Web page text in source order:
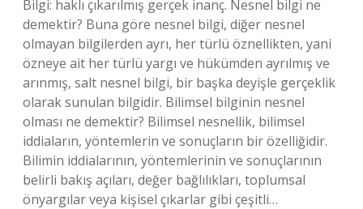
Bilgi: haklı çıkarılmış gerçek inanç. Nesnel bilgi ne
demektir? Buna göre nesnel bilgi, diğer nesnel
olmayan bilgilerden ayrı, her türlü öznellikten, yani
özneye ait her türlü yargı ve hükümden ayrılmış ve
arınmış, salt nesnel bilgi, bir başka deyişle gerçeklik
olarak sunulan bilgidir. Bilimsel bilginin nesnel
olması ne demektir? Bilimsel nesnellik, bilimsel
iddiaların, yöntemlerin ve sonuçların bir özelliğidir.
Bilimin iddialarının, yöntemlerinin ve sonuçlarının
belirli bakış açıları, değer bağlılıkları, toplumsal
önyargılar veya kişisel çıkarlar gibi çeşitli…